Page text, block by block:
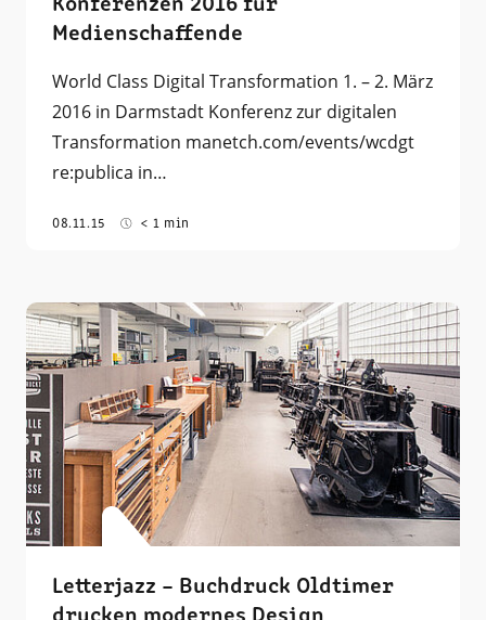
Konferenzen 2016 für
Medienschaffende
World Class Digital Transformation 1. – 2. März
2016 in Darmstadt Konferenz zur digitalen
Transformation manetch.com/events/wcdgt
re:publica in…
08.11.15 < 1 min
Letterjazz – Buchdruck Oldtimer